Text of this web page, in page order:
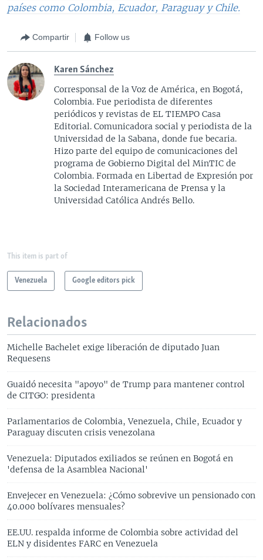
países como Colombia, Ecuador, Paraguay y Chile.
Compartir Follow us
Karen Sánchez
Corresponsal de la Voz de América, en Bogotá,
Colombia. Fue periodista de diferentes
periódicos y revistas de EL TIEMPO Casa
Editorial. Comunicadora social y periodista de la
Universidad de la Sabana, donde fue becaria.
Hizo parte del equipo de comunicaciones del
programa de Gobierno Digital del MinTIC de
Colombia. Formada en Libertad de Expresión por
la Sociedad Interamericana de Prensa y la
Universidad Católica Andrés Bello.
This item is part of
Venezuela Google editors pick
Relacionados
Michelle Bachelet exige liberación de diputado Juan
Requesens
Guaidó necesita "apoyo" de Trump para mantener control
de CITGO: presidenta
Parlamentarios de Colombia, Venezuela, Chile, Ecuador y
Paraguay discuten crisis venezolana
Venezuela: Diputados exiliados se reúnen en Bogotá en
'defensa de la Asamblea Nacional'
Envejecer en Venezuela: ¿Cómo sobrevive un pensionado con
40.000 bolívares mensuales?
EE.UU. respalda informe de Colombia sobre actividad del
ELN y disidentes FARC en Venezuela